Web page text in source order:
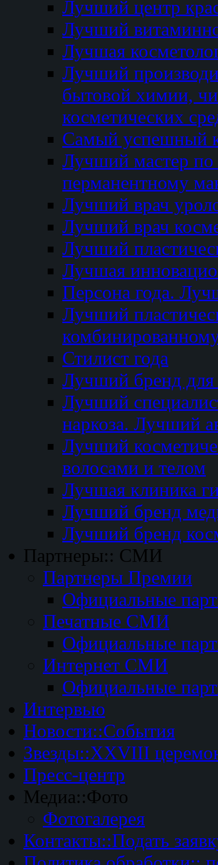
Лучший центр
Лучший
Лучшая
Лучший
бытовой химии,
косметических
Самый успешный
Лучший мастер по
перманентному
Лучший врач
Лучший врач
Лучший
Лучшая
Персона года.
Лучший
Стилист года
Лучший бренд
Лучший
наркоза. Лучший
Лучший
волосами и телом
Лучшая клиника
Лучший бренд
Лучший бренд
Партнеры:: СМИ
Партнеры Премии
Официальные
Печатные СМИ
Официальные
Интернет СМИ
Официальные
Интервью
Новости::События
Звезды::XXVIII
Пресс-центр
Медиа::Фото
Фотогалерея
Контакты::Подать